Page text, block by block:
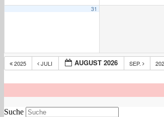
31
2025 JULI AUGUST 2026 SEP.
Suche